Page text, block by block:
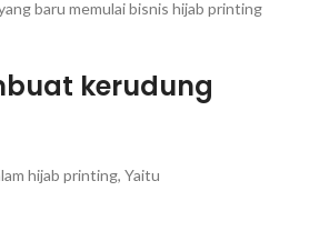
baru memulai bisnis hijab printing
kerudung
hijab printing, Yaitu